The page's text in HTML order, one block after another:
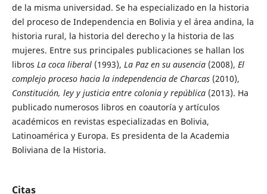
de la misma universidad. Se ha especializado en la historia
del proceso de Independencia en Bolivia y el área andina, la
historia rural, la historia del derecho y la historia de las
mujeres. Entre sus principales publicaciones se hallan los
libros La coca liberal (1993), La Paz en su ausencia (2008), El
complejo proceso hacia la independencia de Charcas (2010),
Constitución, ley y justicia entre colonia y república (2013). Ha
publicado numerosos libros en coautoría y artículos
académicos en revistas especializadas en Bolivia,
Latinoamérica y Europa. Es presidenta de la Academia
Boliviana de la Historia.
Citas